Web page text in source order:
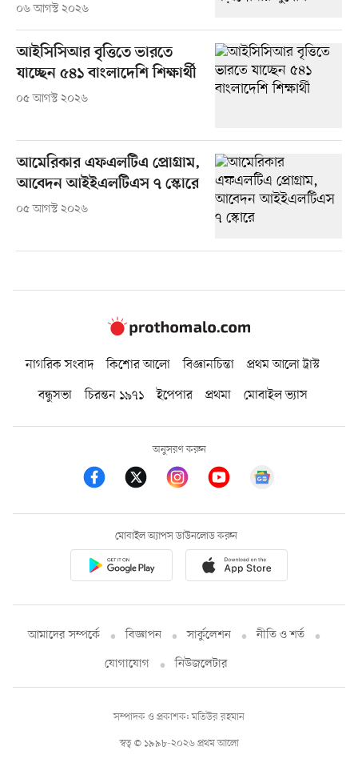
০৬ আগস্ট ২০২৬
আইসিসিআর বৃত্তিতে ভারতে
যাচ্ছেন ৫৪১ বাংলাদেশি শিক্ষার্থী
০৫ আগস্ট ২০২৬
আমেরিকার এফএলটিএ প্রোগ্রাম,
আবেদন আইইএলটিএস ৭ স্কোরে
০৫ আগস্ট ২০২৬
নাগরিক সংবাদ কিশোর আলো বিজ্ঞানচিন্তা
প্রথম আলো ট্রাস্ট
বন্ধুসভা
চিরন্তন ১৯৭১ ইপেপার প্রথমা মোবাইল ভ্যাস
অনুসরণ করুন
মোবাইল অ্যাপস ডাউনলোড করুন
আমাদের সম্পর্কে বিজ্ঞাপন সার্কুলেশন
নীতি ও শর্ত
যোগাযোগ
নিউজলেটার
স্বত্ব © ১৯৯৮-২০২৬ প্রথম আলো
সম্পাদক ও প্রকাশক: মতিউর রহমান